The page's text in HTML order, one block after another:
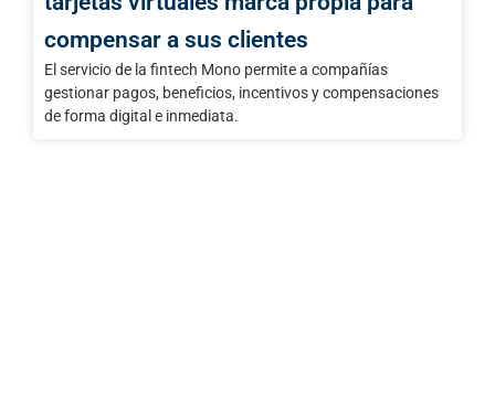
compensar a sus clientes
El servicio de la fintech Mono permite a compañías
gestionar pagos, beneficios, incentivos y compensaciones
de forma digital e inmediata.